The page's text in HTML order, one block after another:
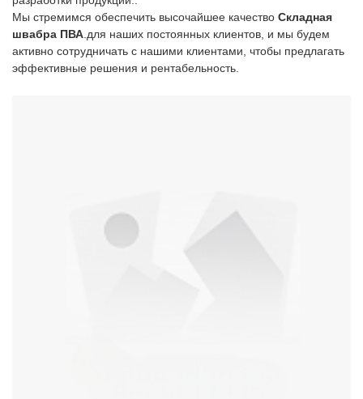
Мы стремимся обеспечить высочайшее качество Складная
швабра ПВА.для наших постоянных клиентов, и мы будем
активно сотрудничать с нашими клиентами, чтобы предлагать
эффективные решения и рентабельность.